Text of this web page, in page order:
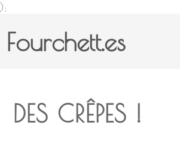
);
Fourchett.es
DES CRÊPES !